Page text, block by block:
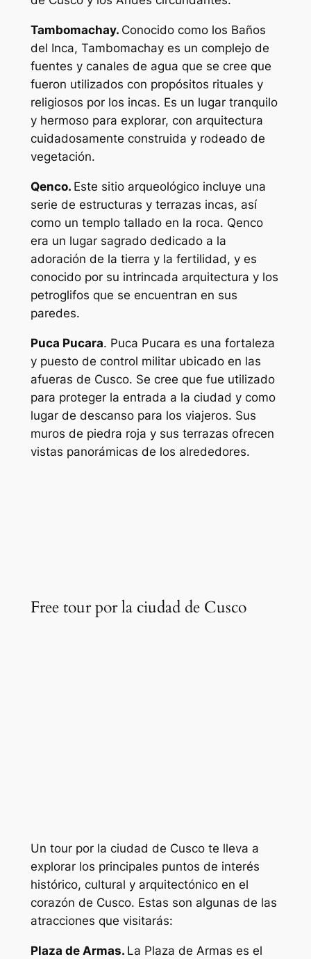
Tambomachay. Conocido como los Baños
del Inca, Tambomachay es un complejo de
fuentes y canales de agua que se cree que
fueron utilizados con propósitos rituales y
religiosos por los incas. Es un lugar tranquilo
y hermoso para explorar, con arquitectura
cuidadosamente construida y rodeado de
vegetación.
Qenco. Este sitio arqueológico incluye una
serie de estructuras y terrazas incas, así
como un templo tallado en la roca. Qenco
era un lugar sagrado dedicado a la
adoración de la tierra y la fertilidad, y es
conocido por su intrincada arquitectura y los
petroglifos que se encuentran en sus
paredes.
Puca Pucara. Puca Pucara es una fortaleza
y puesto de control militar ubicado en las
afueras de Cusco. Se cree que fue utilizado
para proteger la entrada a la ciudad y como
lugar de descanso para los viajeros. Sus
muros de piedra roja y sus terrazas ofrecen
vistas panorámicas de los alrededores.
Free tour por la ciudad de Cusco
Un tour por la ciudad de Cusco te lleva a
explorar los principales puntos de interés
histórico, cultural y arquitectónico en el
corazón de Cusco. Estas son algunas de las
atracciones que visitarás:
Plaza de Armas. La Plaza de Armas es el